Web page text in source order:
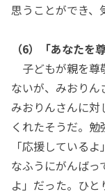
思うことができ、
（6）「あなたを
子どもが親を尊
ないが、みおりん
みおりんさんに対
くれたそうだ。
「応援している
なふうにがんばっ
よ」だった。ひ